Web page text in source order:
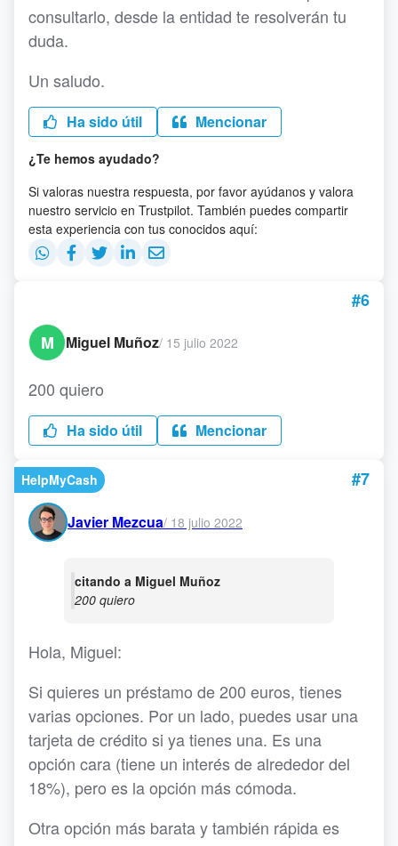
consultarlo, desde la entidad te resolverán tu
duda.
Un saludo.
Ha sido útil Mencionar
¿Te hemos ayudado?
Si valoras nuestra respuesta, por favor ayúdanos y valora
nuestro servicio en Trustpilot. También puedes compartir
esta experiencia con tus conocidos aquí:
#6
M
Miguel Muñoz/ 15 julio 2022
200 quiero
Ha sido útil Mencionar
HelpMyCash #7
Javier Mezcua/ 18 julio 2022
citando a Miguel Muñoz
200 quiero
Hola, Miguel:
Si quieres un préstamo de 200 euros, tienes
varias opciones. Por un lado, puedes usar una
tarjeta de crédito si ya tienes una. Es una
opción cara (tiene un interés de alrededor del
18%), pero es la opción más cómoda.
Otra opción más barata y también rápida es